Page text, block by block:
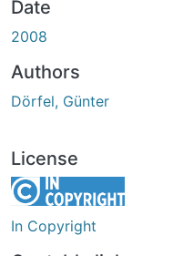
Date
2008
Authors
Dörfel, Günter
License
In Copyright